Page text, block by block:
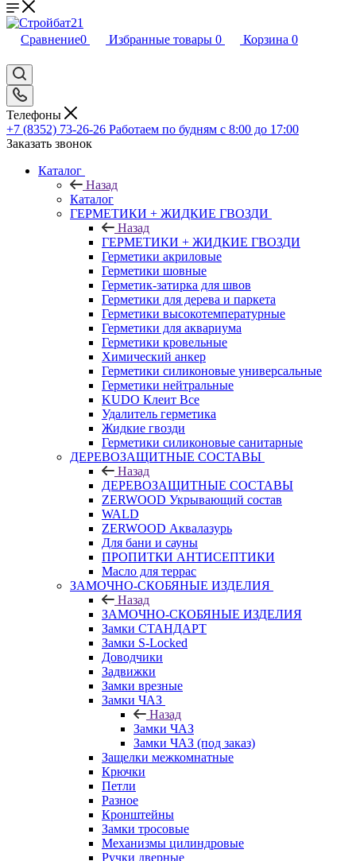
Сравнение0 Избранные товары 0 Корзина 0
Телефоны
+7 (8352) 73-26-26 Работаем по будням с 8:00 до 17:00
Заказать звонок
Каталог
Назад
Каталог
ГЕРМЕТИКИ + ЖИДКИЕ ГВОЗДИ
Назад
ГЕРМЕТИКИ + ЖИДКИЕ ГВОЗДИ
Герметики акриловые
Герметики шовные
Герметик-затирка для швов
Герметики для дерева и паркета
Герметики высокотемпературные
Герметики для аквариума
Герметики кровельные
Химический анкер
Герметики силиконовые универсальные
Герметики нейтральные
KUDO Клеит Все
Удалитель герметика
Жидкие гвозди
Герметики силиконовые санитарные
ДЕРЕВОЗАЩИТНЫЕ СОСТАВЫ
Назад
ДЕРЕВОЗАЩИТНЫЕ СОСТАВЫ
ZERWOOD Укрывающий состав
WALD
ZERWOOD Аквалазурь
Для бани и сауны
ПРОПИТКИ АНТИСЕПТИКИ
Масло для террас
ЗАМОЧНО-СКОБЯНЫЕ ИЗДЕЛИЯ
Назад
ЗАМОЧНО-СКОБЯНЫЕ ИЗДЕЛИЯ
Замки СТАНДАРТ
Замки S-Locked
Доводчики
Задвижки
Замки врезные
Замки ЧАЗ
Назад
Замки ЧАЗ
Замки ЧАЗ (под заказ)
Защелки межкомнатные
Крючки
Петли
Разное
Кронштейны
Замки тросовые
Механизмы цилиндровые
Ручки дверные